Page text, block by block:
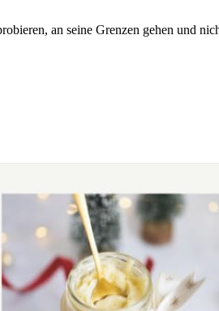
an seine Grenzen gehen und